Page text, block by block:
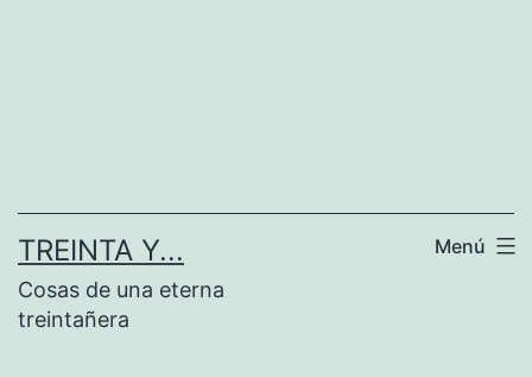
TREINTA Y...
Cosas de una eterna
treintañera
Menú